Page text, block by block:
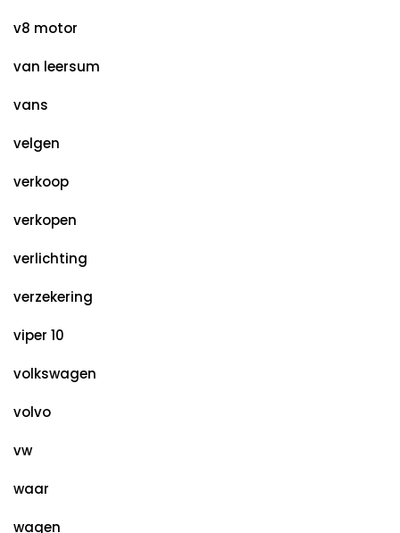
v8 motor
van leersum
vans
velgen
verkoop
verkopen
verlichting
verzekering
viper 10
volkswagen
volvo
vw
waar
wagen